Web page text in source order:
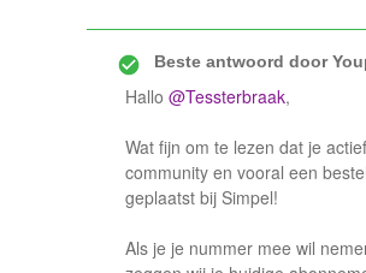
Beste antwoord door
Hallo @Tessterbraak,
Wat fijn om te lezen dat je
community en vooral een
geplaatst bij Simpel!
Als je je nummer mee wil